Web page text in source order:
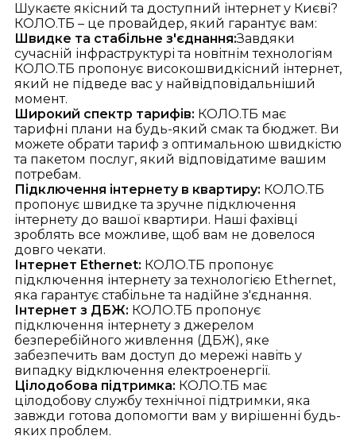
Шукаєте якісний та доступний інтернет у Києві?
КОЛО.ТБ – це провайдер, який гарантує вам:
Швидке та стабільне з'єднання:Завдяки
сучасній інфраструктурі та новітнім технологіям
КОЛО.ТБ пропонує високошвидкісний інтернет,
який не підведе вас у найвідповідальніший
момент.
Широкий спектр тарифів: КОЛО.ТБ має
тарифні плани на будь-який смак та бюджет. Ви
можете обрати тариф з оптимальною швидкістю
та пакетом послуг, який відповідатиме вашим
потребам.
Підключення інтернету в квартиру: КОЛО.ТБ
пропонує швидке та зручне підключення
інтернету до вашої квартири. Наші фахівці
зроблять все можливе, щоб вам не довелося
довго чекати.
Інтернет Ethernet: КОЛО.ТБ пропонує
підключення інтернету за технологією Ethernet,
яка гарантує стабільне та надійне з'єднання.
Інтернет з ДБЖ: КОЛО.ТБ пропонує
підключення інтернету з джерелом
безперебійного живлення (ДБЖ), яке
забезпечить вам доступ до мережі навіть у
випадку відключення електроенергії.
Цілодобова підтримка: КОЛО.ТБ має
цілодобову службу технічної підтримки, яка
завжди готова допомогти вам у вирішенні будь-
яких проблем.